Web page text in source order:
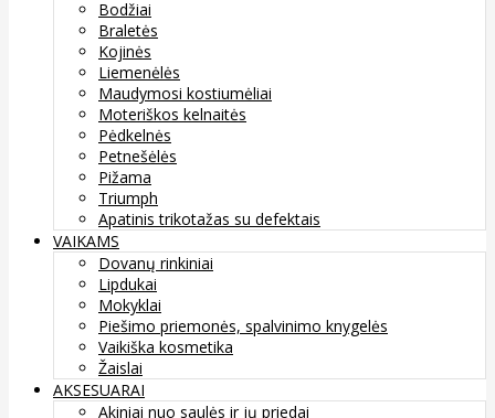
Bodžiai
Braletės
Kojinės
Liemenėlės
Maudymosi kostiumėliai
Moteriškos kelnaitės
Pėdkelnės
Petnešėlės
Pižama
Triumph
Apatinis trikotažas su defektais
VAIKAMS
Dovanų rinkiniai
Lipdukai
Mokyklai
Piešimo priemonės, spalvinimo knygelės
Vaikiška kosmetika
Žaislai
AKSESUARAI
Akiniai nuo saulės ir jų priedai